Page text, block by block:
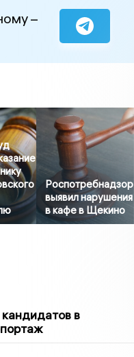
–
Роспотребнадзор
выявил нарушения
в кафе в Щекино
в